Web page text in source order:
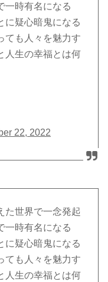
一時有名になる
に疑心暗鬼になる
ても人々を魅力す
人生の幸福とは何
22, 2022
た世界で一念発起
一時有名になる
に疑心暗鬼になる
ても人々を魅力す
人生の幸福とは何